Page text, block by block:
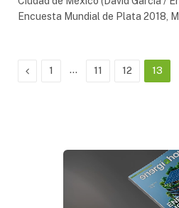
Encuesta Mundial de Plata 2018,
Previous
1 … 11 12 13